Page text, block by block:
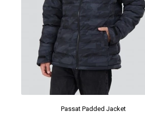
Passat Padded Jacket